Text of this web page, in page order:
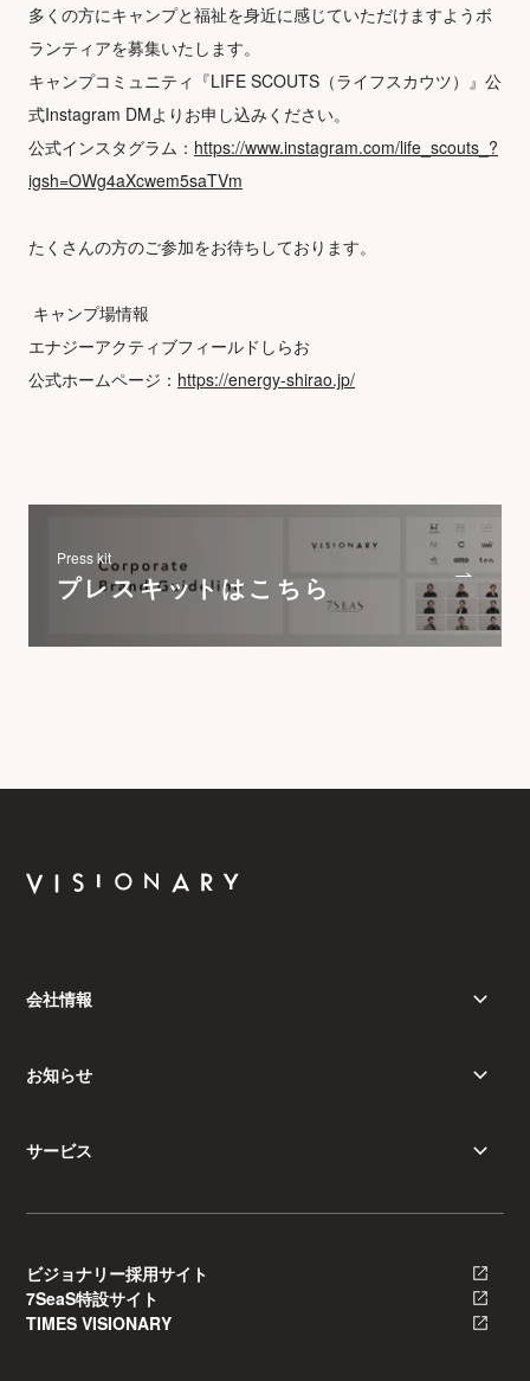
多くの方にキャンプと福祉を身近に感じていただけますようボ
ランティアを募集いたします。
キャンプコミュニティ『LIFE SCOUTS（ライフスカウツ）』公
式Instagram DMよりお申し込みください。
公式インスタグラム： https://www.instagram.com/life_scouts_?
igsh=OWg4aXcwem5saTVm
たくさんの方のご参加をお待ちしております。
キャンプ場情報
エナジーアクティブフィールドしらお
公式ホームページ： https://energy-shirao.jp/
Press kit
プレスキットはこちら
会社情報
お知らせ
サービス
ビジョナリー採用サイト
7SeaS特設サイト
TIMES VISIONARY